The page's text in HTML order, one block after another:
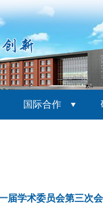
国际合作
届学术委员会第三次